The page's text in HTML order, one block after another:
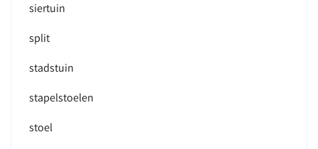
siertuin
split
stadstuin
stapelstoelen
stoel